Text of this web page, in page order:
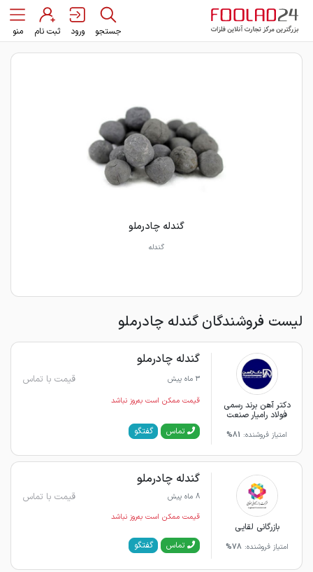
جستجو ورود ثبت نام منو
گندله چادرملو
گندله
لیست فروشندگان گندله چادرملو
دکتر آهن برند رسمی
فولاد رامیار صنعت
امتیاز فروشنده: 81%
گندله چادرملو
3 ماه پیش قیمت با تماس
قیمت ممکن است به‌روز نباشد
تماس گفتگو
بازرگانی لقایی
امتیاز فروشنده: 78%
گندله چادرملو
8 ماه پیش قیمت با تماس
قیمت ممکن است به‌روز نباشد
تماس گفتگو